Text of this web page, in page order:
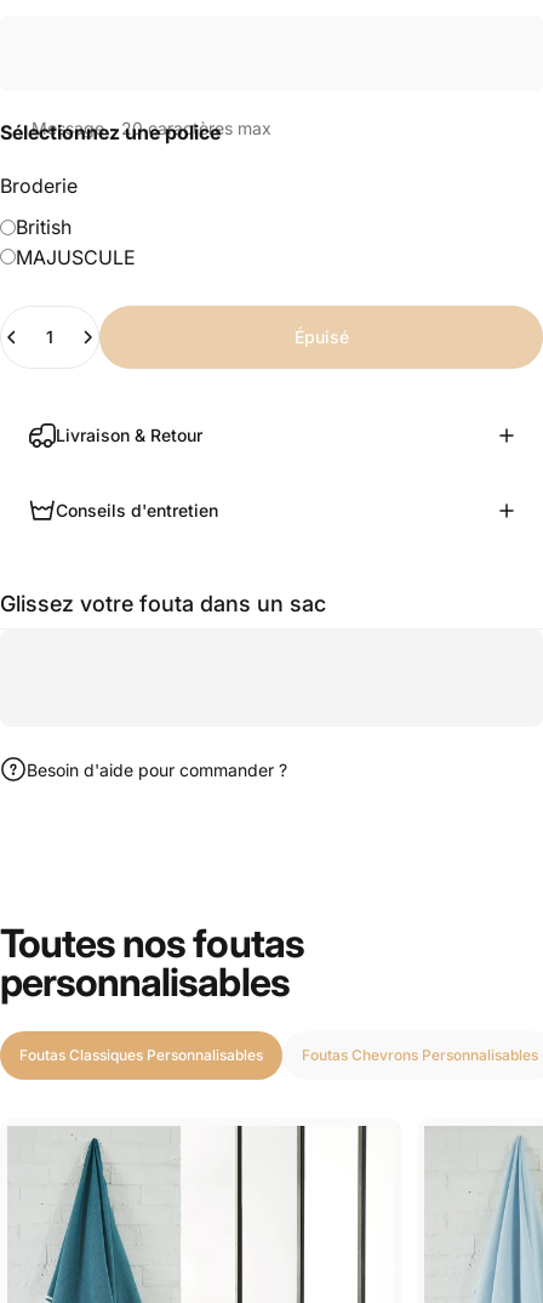
Message - 20 caractères max
Sélectionnez une police
Broderie
British
MAJUSCULE
Épuisé
Livraison & Retour
Conseils d'entretien
Glissez votre fouta dans un sac
Besoin d'aide pour commander ?
Toutes nos foutas
personnalisables
Foutas Classiques Personnalisables Foutas Chevrons Personnalisables